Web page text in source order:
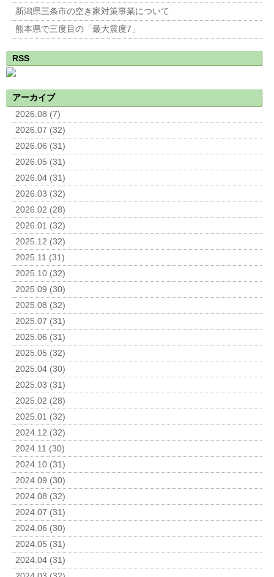
新潟県三条市の空き家対策事業について
熊本県で三度目の「最大震度7」
RSS
アーカイブ
2026.08 (7)
2026.07 (32)
2026.06 (31)
2026.05 (31)
2026.04 (31)
2026.03 (32)
2026.02 (28)
2026.01 (32)
2025.12 (32)
2025.11 (31)
2025.10 (32)
2025.09 (30)
2025.08 (32)
2025.07 (31)
2025.06 (31)
2025.05 (32)
2025.04 (30)
2025.03 (31)
2025.02 (28)
2025.01 (32)
2024.12 (32)
2024.11 (30)
2024.10 (31)
2024.09 (30)
2024.08 (32)
2024.07 (31)
2024.06 (30)
2024.05 (31)
2024.04 (31)